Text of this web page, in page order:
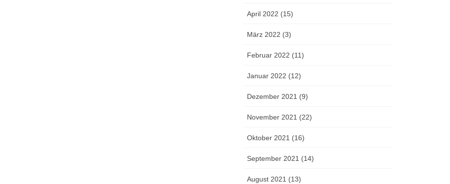
April 2022 (15)
März 2022 (3)
Februar 2022 (11)
Januar 2022 (12)
Dezember 2021 (9)
November 2021 (22)
Oktober 2021 (16)
September 2021 (14)
August 2021 (13)